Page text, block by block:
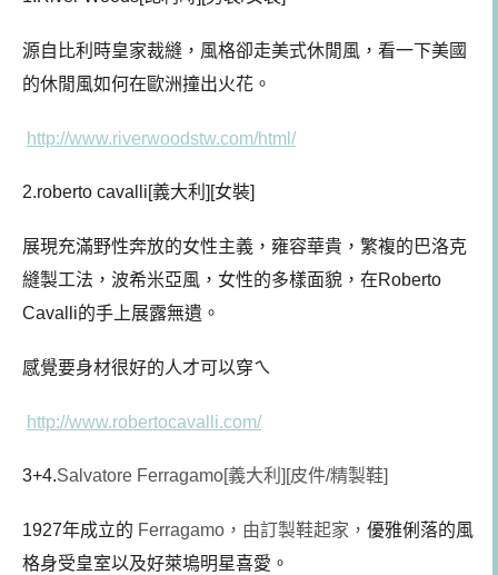
源自比利時皇家裁縫，風格卻走美式休閒風，看一下美國
的休閒風如何在歐洲撞出火花。
http://www.riverwoodstw.com/html/
2.roberto cavalli[義大利][女裝]
展現充滿野性奔放的女性主義，雍容華貴，繁複的巴洛克
縫製工法，波希米亞風，女性的多樣面貌，在Roberto
Cavalli的手上展露無遺。
感覺要身材很好的人才可以穿ㄟ
http://www.robertocavalli.com/
3+4.Salvatore Ferragamo[義大利][皮件/精製鞋]
1927年成立的 Ferragamo，由訂製鞋起家， 優雅俐落的風
格身受皇室以及好萊塢明星喜愛。